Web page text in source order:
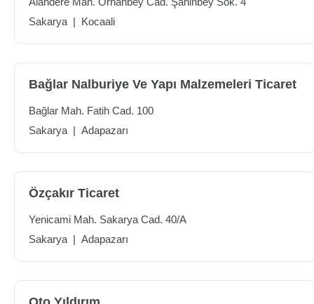
Sakarya | Kocaali
Bağlar Nalburiye Ve Yapı Malzemeleri Ticaret
Bağlar Mah. Fatih Cad. 100
Sakarya | Adapazarı
Özçakır Ticaret
Yenicami Mah. Sakarya Cad. 40/A
Sakarya | Adapazarı